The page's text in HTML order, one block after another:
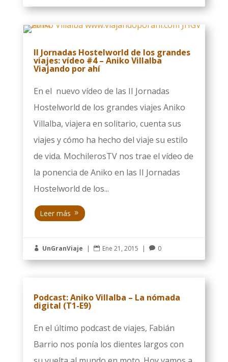
II Jornadas Hostelworld de los grandes
viajes: vídeo #4 – Aniko Villalba
Viajando por ahí
En el nuevo vídeo de las II Jornadas
Hostelworld de los grandes viajes Aniko
Villalba, viajera en solitario, cuenta sus
viajes y cómo ha hecho del viaje su estilo
de vida. MochilerosTV nos trae el vídeo de
la ponencia de Aniko en las II Jornadas
Hostelworld de los...
Leer más
 UnGranViaje |  Ene 21, 2015 |  0
Podcast: Aniko Villalba – La nómada
digital (T1-E9)
En el último podcast de viajes, Fabián
Barrio nos ponía los dientes largos con